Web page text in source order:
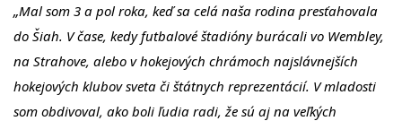
„Mal som 3 a pol roka, keď sa celá naša rodina presťahovala
do Šiah. V čase, kedy futbalové štadióny burácali vo Wembley,
na Strahove, alebo v hokejových chrámoch najslávnejších
hokejových klubov sveta či štátnych reprezentácií. V mladosti
som obdivoval, ako boli ľudia radi, že sú aj na veľkých